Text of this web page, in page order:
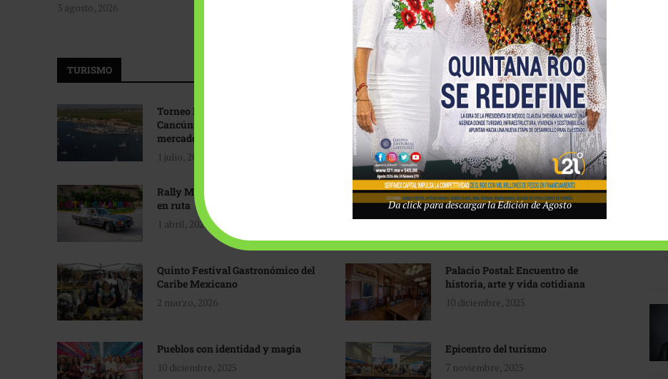
3 agosto, 2026
Tecnológico de Monterrey
3 agosto, 2026
TURISMO
Torneo Internacional de Pesca
Cancún: Navegando hacia nuevos
mercados
1 julio, 2026
Promoción turística con visión
1 abril, 2026
Rally Maya: Herencia automotriz
en ruta
1 abril, 2026
Industria global en
reconfiguración
31 marzo, 2026
Quinto Festival Gastronómico del
Caribe Mexicano
2 marzo, 2026
Palacio Postal: Encuentro de
historia, arte y vida cotidiana
10 diciembre, 2025
Pueblos con identidad y magia
10 diciembre, 2025
Epicentro del turismo
7 noviembre, 2025
Da click para descargar la Edición de Agosto